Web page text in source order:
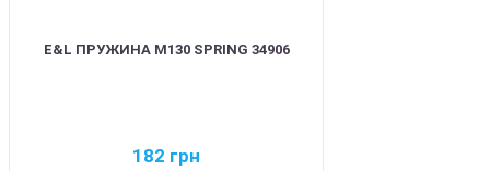
E&L ПРУЖИНА M130 SPRING 34906
182 грн